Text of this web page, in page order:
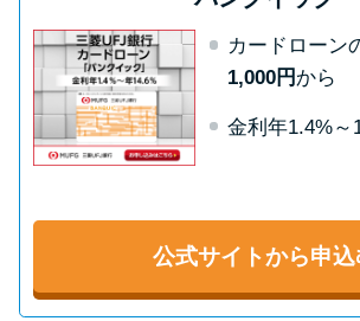
方法はどれ？
年収が低い＆他社
落ちる？バンクイ
を分析
みずほ銀行カード
合わせ先とシーン
せ方法
カードローン
1,000円 から
金利年1.4%～
公式サイトから申込